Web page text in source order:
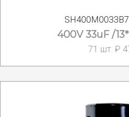
400V 33uF /
71 шт. ₽